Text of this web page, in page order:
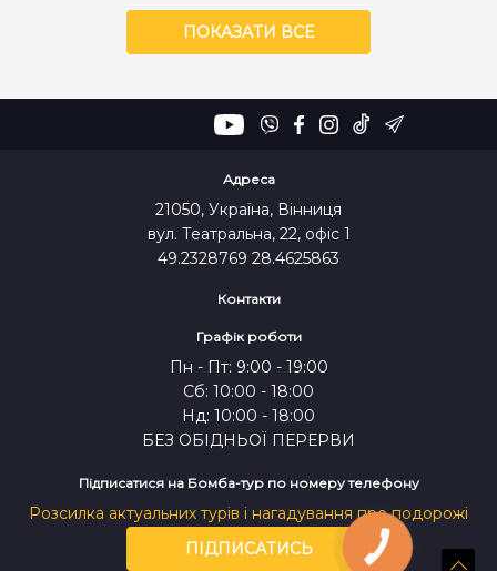
ПОКАЗАТИ ВСЕ
Адреса
21050, Україна, Вінниця
вул. Театральна, 22, офіс 1
49.2328769 28.4625863
Контакти
Графік роботи
Пн - Пт: 9:00 - 19:00
Сб: 10:00 - 18:00
Нд: 10:00 - 18:00
БЕЗ ОБІДНЬОЇ ПЕРЕРВИ
Підписатися на Бомба-тур по номеру телефону
Розсилка актуальних турів і нагадування про подорожі
ПІДПИСАТИСЬ
КНОПКА
ЗВ'ЯЗКУ